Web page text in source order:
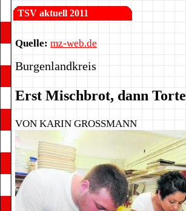
TSV aktuell 2011
Quelle: mz-web.de
Burgenlandkreis
Erst Mischbrot, dann Torte
VON KARIN GROSSMANN